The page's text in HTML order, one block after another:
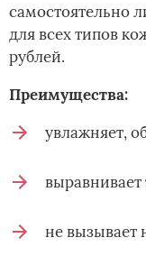
самостоятельно
для всех типов
рублей.
Преимущества:
увлажняет,
выравнивает
не вызывает